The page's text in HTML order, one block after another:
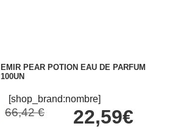
EMIR PEAR POTION EAU DE PARFUM
100UN
[shop_brand:nombre]
66,42 € 22,59€